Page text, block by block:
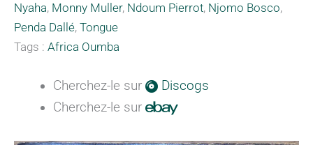
Nyaha, Monny Muller, Ndoum Pierrot, Njomo Bosco,
Penda Dallé, Tongue
Tags : Africa Oumba
Cherchez-le sur
Discogs
Cherchez-le sur